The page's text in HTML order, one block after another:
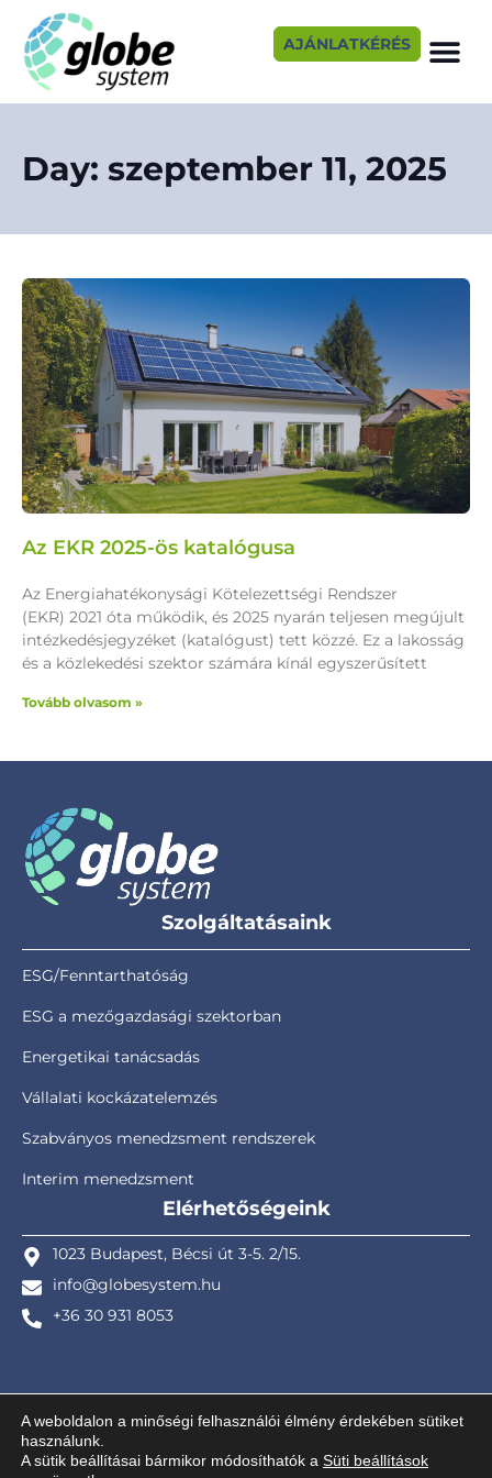
AJÁNLATKÉRÉS
Day: szeptember 11, 2025
Az EKR 2025-ös katalógusa
Az Energiahatékonysági Kötelezettségi Rendszer
(EKR) 2021 óta működik, és 2025 nyarán teljesen megújult
intézkedésjegyzéket (katalógust) tett közzé. Ez a lakosság
és a közlekedési szektor számára kínál egyszerűsített
Tovább olvasom »
Szolgáltatásaink
ESG/Fenntarthatóság
ESG a mezőgazdasági szektorban
Energetikai tanácsadás
Vállalati kockázatelemzés
Szabványos menedzsment rendszerek
Interim menedzsment
Elérhetőségeink
1023 Budapest, Bécsi út 3-5. 2/15.
info@globesystem.hu
+36 30 931 8053
© GlobEnergy Kft. – Globe System Project Solution Ltd. – Design ©
A weboldalon a minőségi felhasználói élmény érdekében sütiket
használunk.
A sütik beállításai bármikor módosíthatók a Süti beállítások